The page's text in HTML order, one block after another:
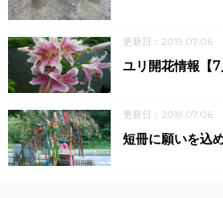
更新日：2019.07.06
ユリ開花情報【7
更新日：2019.07.06
短冊に願いを込